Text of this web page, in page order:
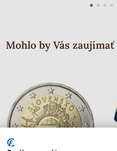
Mohlo by Vás zaujímať